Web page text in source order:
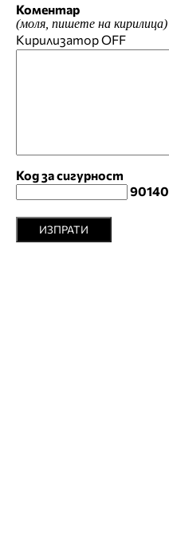
Коментар
(моля, пишете на кирилица)
КирилизаторOFF
Код за сигурност
90140
ИЗПРАТИ